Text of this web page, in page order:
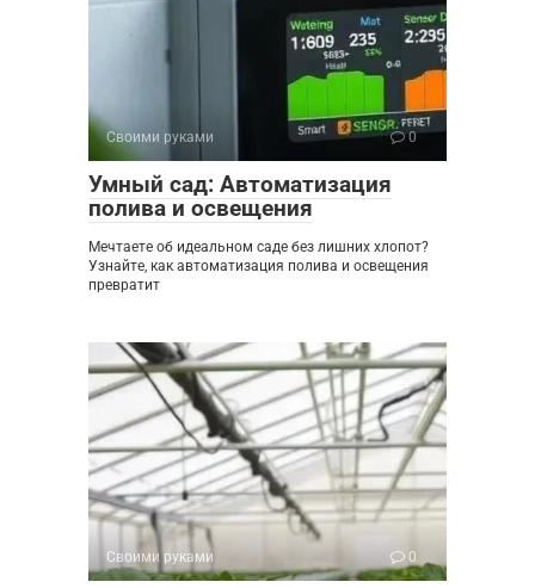
Своими руками 0
Умный сад: Автоматизация
полива и освещения
Мечтаете об идеальном саде без лишних хлопот?
Узнайте, как автоматизация полива и освещения
превратит
Своими руками 0